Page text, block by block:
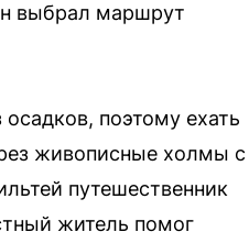
выбрал маршрут
поэтому ехать
живописные холмы с
путешественник
житель помог